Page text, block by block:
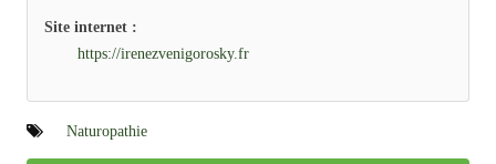
Site internet :
https://irenezvenigorosky.fr
Naturopathie